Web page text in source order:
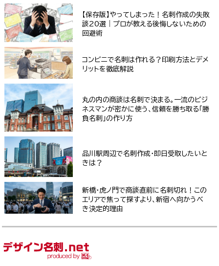
【保存版】やってしまった！名刺作成の失敗
談20選｜プロが教える後悔しないための
回避術
コンビニで名刺は作れる？印刷方法とデメ
リットを徹底解説
丸の内の商談は名刺で決まる。一流のビジ
ネスマンが密かに使う、信頼を勝ち取る「勝
負名刺」の作り方
品川駅周辺で名刺作成・即日受取したいと
きは？
新橋・虎ノ門で商談直前に名刺切れ！この
エリアで焦って探すより、新宿へ向かうべ
き決定的理由